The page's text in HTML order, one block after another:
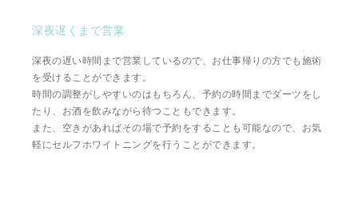
深夜遅くまで営業
深夜の遅い時間まで営業しているので、お仕事帰りの方でも施術
を受けることができます。
時間の調整がしやすいのはもちろん、予約の時間までダーツをし
たり、お酒を飲みながら待つこともできます。
また、空きがあればその場で予約をすることも可能なので、お気
軽にセルフホワイトニングを行うことができます。